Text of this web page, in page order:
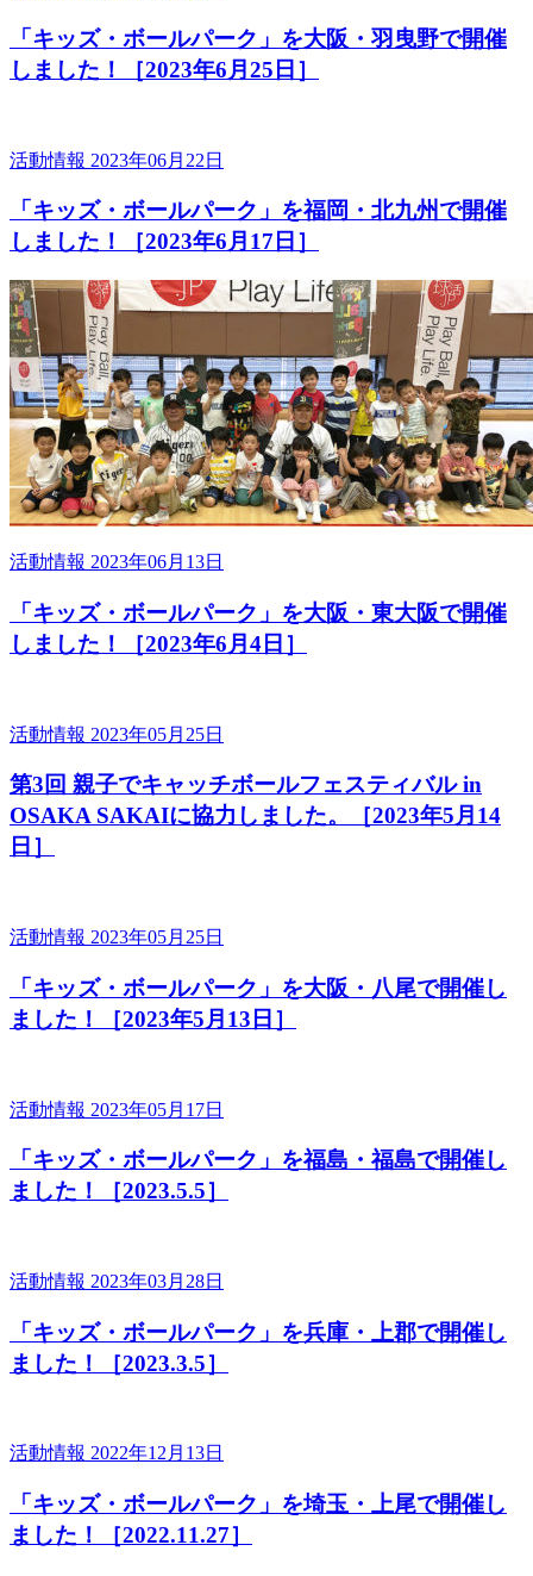
「キッズ・ボールパーク」を大阪・羽曳野で開催
しました！［2023年6月25日］
活動情報 2023年06月22日
「キッズ・ボールパーク」を福岡・北九州で開催
しました！［2023年6月17日］
活動情報 2023年06月13日
「キッズ・ボールパーク」を大阪・東大阪で開催
しました！［2023年6月4日］
活動情報 2023年05月25日
第3回 親子でキャッチボールフェスティバル in
OSAKA SAKAIに協力しました。［2023年5月14
日］
活動情報 2023年05月25日
「キッズ・ボールパーク」を大阪・八尾で開催し
ました！［2023年5月13日］
活動情報 2023年05月17日
「キッズ・ボールパーク」を福島・福島で開催し
ました！［2023.5.5］
活動情報 2023年03月28日
「キッズ・ボールパーク」を兵庫・上郡で開催し
ました！［2023.3.5］
活動情報 2022年12月13日
「キッズ・ボールパーク」を埼玉・上尾で開催し
ました！［2022.11.27］